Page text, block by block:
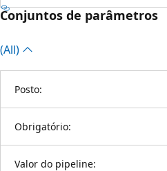
Conjuntos de parâmetros
(All)
Posto:
Obrigatório:
Valor do pipeline: